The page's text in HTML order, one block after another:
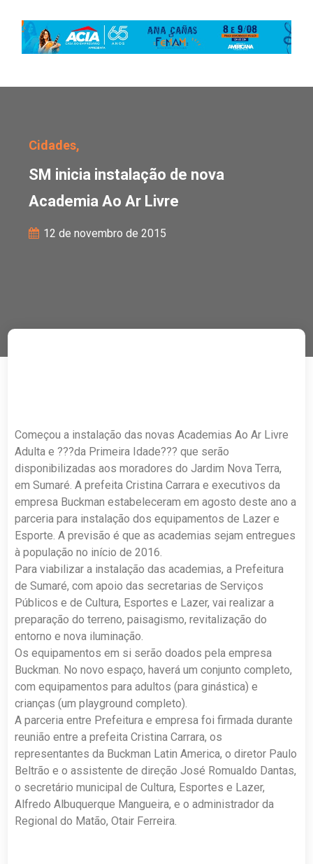
Cidades,
SM inicia instalação de nova
Academia Ao Ar Livre
12 de novembro de 2015
Começou a instalação das novas Academias Ao Ar Livre
Adulta e ???da Primeira Idade??? que serão
disponibilizadas aos moradores do Jardim Nova Terra,
em Sumaré. A prefeita Cristina Carrara e executivos da
empresa Buckman estabeleceram em agosto deste ano a
parceria para instalação dos equipamentos de Lazer e
Esporte. A previsão é que as academias sejam entregues
à população no início de 2016.
Para viabilizar a instalação das academias, a Prefeitura
de Sumaré, com apoio das secretarias de Serviços
Públicos e de Cultura, Esportes e Lazer, vai realizar a
preparação do terreno, paisagismo, revitalização do
entorno e nova iluminação.
Os equipamentos em si serão doados pela empresa
Buckman. No novo espaço, haverá um conjunto completo,
com equipamentos para adultos (para ginástica) e
crianças (um playground completo).
A parceria entre Prefeitura e empresa foi firmada durante
reunião entre a prefeita Cristina Carrara, os
representantes da Buckman Latin America, o diretor Paulo
Beltrão e o assistente de direção José Romualdo Dantas,
o secretário municipal de Cultura, Esportes e Lazer,
Alfredo Albuquerque Mangueira, e o administrador da
Regional do Matão, Otair Ferreira.